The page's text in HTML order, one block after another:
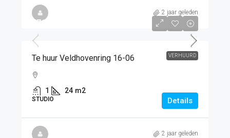
2 jaar geleden
VERHUURD
€715
Te huur Veldhovenring 16-06
1 24 m2
STUDIO Details
2 jaar geleden